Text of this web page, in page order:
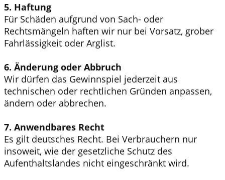
5. Haftung
Für Schäden aufgrund von Sach- oder
Rechtsmängeln haften wir nur bei Vorsatz, grober
Fahrlässigkeit oder Arglist.
6. Änderung oder Abbruch
Wir dürfen das Gewinnspiel jederzeit aus
technischen oder rechtlichen Gründen anpassen,
ändern oder abbrechen.
7. Anwendbares Recht
Es gilt deutsches Recht. Bei Verbrauchern nur
insoweit, wie der gesetzliche Schutz des
Aufenthaltslandes nicht eingeschränkt wird.